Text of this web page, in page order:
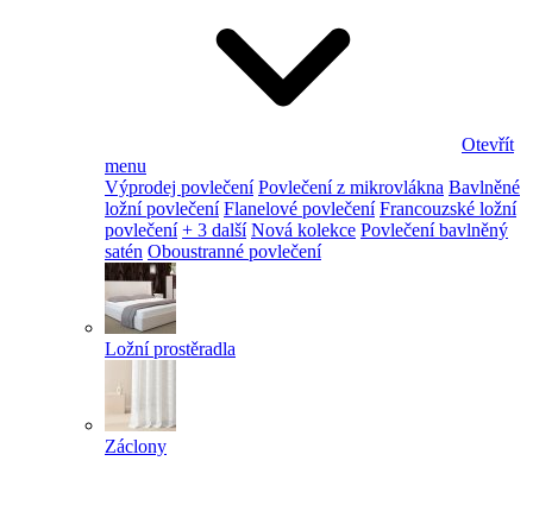
Otevřít
menu
Výprodej povlečení Povlečení z mikrovlákna Bavlněné
ložní povlečení Flanelové povlečení Francouzské ložní
povlečení + 3 další Nová kolekce Povlečení bavlněný
satén Oboustranné povlečení
Ložní prostěradla
Záclony